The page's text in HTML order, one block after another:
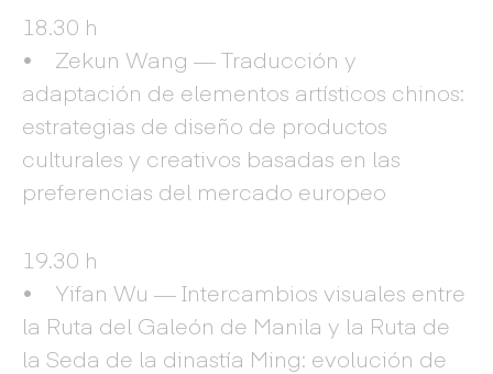
18.30 h
• Zekun Wang — Traducción y
adaptación de elementos artísticos chinos:
estrategias de diseño de productos
culturales y creativos basadas en las
preferencias del mercado europeo
19.30 h
• Yifan Wu — Intercambios visuales entre
la Ruta del Galeón de Manila y la Ruta de
la Seda de la dinastía Ming: evolución de